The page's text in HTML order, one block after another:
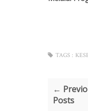
TAGS :
←
Posts